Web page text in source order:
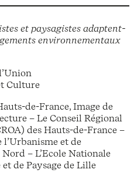
et paysagistes adaptent-
environnementaux
Culture
de-France, Image de
– Le Conseil Régional
des Hauts-de-France –
l’Urbanisme et de
– L’Ecole Nationale
de Paysage de Lille